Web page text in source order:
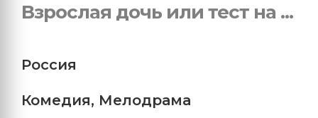
Взрослая дочь или тест на ...
Россия
Комедия, Мелодрама